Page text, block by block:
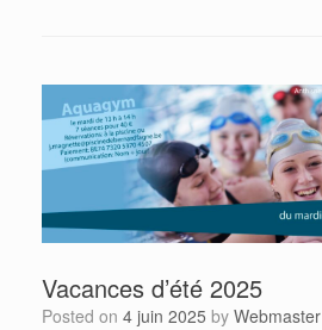
Vacances d’été 2025
Posted on 4 juin 2025 by Webmaster